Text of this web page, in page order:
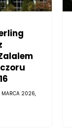
MARCA 2026,